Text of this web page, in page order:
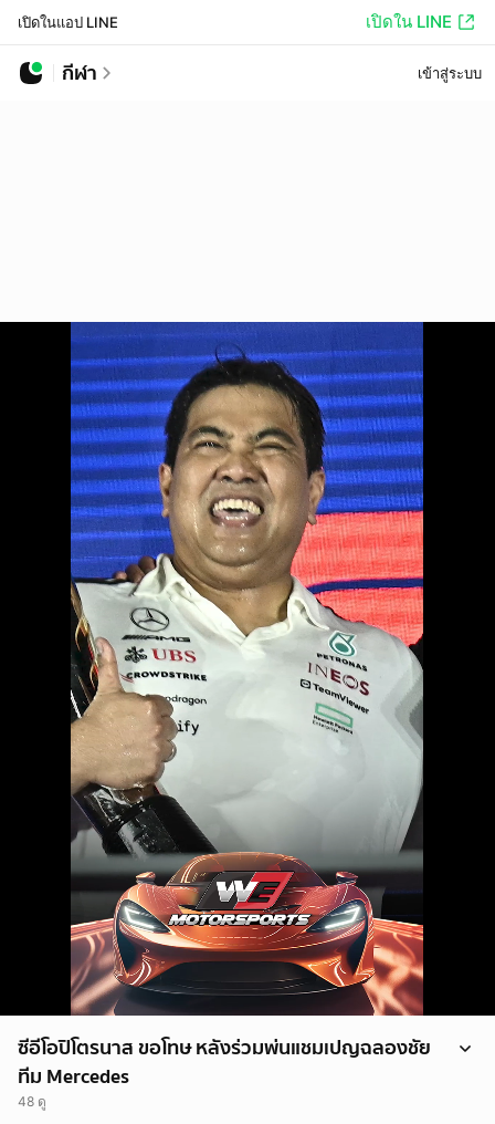
เปิดในแอป LINE เปิดใน LINE
กีฬา เข้าสู่ระบบ
ซีอีโอปิโตรนาส ขอโทษ หลังร่วมพ่นแชมเปญฉลองชัย
ทีม Mercedes
48 ดู